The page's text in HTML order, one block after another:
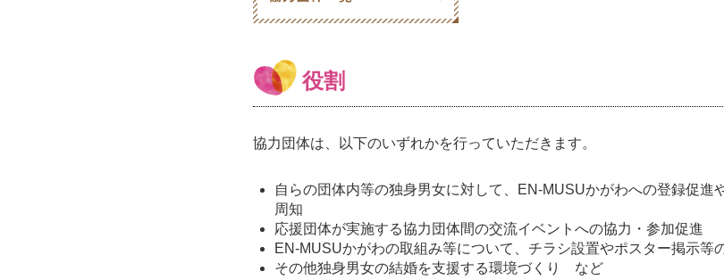
役割
協力団体は、以下のいずれかを行っていただきます。
自らの団体内等の独身男女に対して、EN-MUSUかがわへの登録促進
周知
応援団体が実施する協力団体間の交流イベントへの協力・参加促進
EN-MUSUかがわの取組み等について、チラシ設置やポスター掲示等
その他独身男女の結婚を支援する環境づくり など